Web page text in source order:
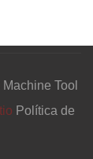
Tool
Política de